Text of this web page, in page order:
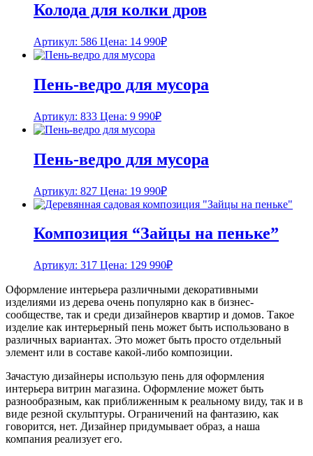
Колода для колки дров
Артикул: 586 Цена: 14 990₽
Пень-ведро для мусора
Артикул: 833 Цена: 9 990₽
Пень-ведро для мусора
Артикул: 827 Цена: 19 990₽
Композиция “Зайцы на пеньке”
Артикул: 317 Цена: 129 990₽
Оформление интерьера различными декоративными
изделиями из дерева очень популярно как в бизнес-
сообществе, так и среди дизайнеров квартир и домов. Такое
изделие как интерьерный пень может быть использовано в
различных вариантах. Это может быть просто отдельный
элемент или в составе какой-либо композиции.
Зачастую дизайнеры использую пень для оформления
интерьера витрин магазина. Оформление может быть
разнообразным, как приближенным к реальному виду, так и в
виде резной скульптуры. Ограничений на фантазию, как
говорится, нет. Дизайнер придумывает образ, а наша
компания реализует его.